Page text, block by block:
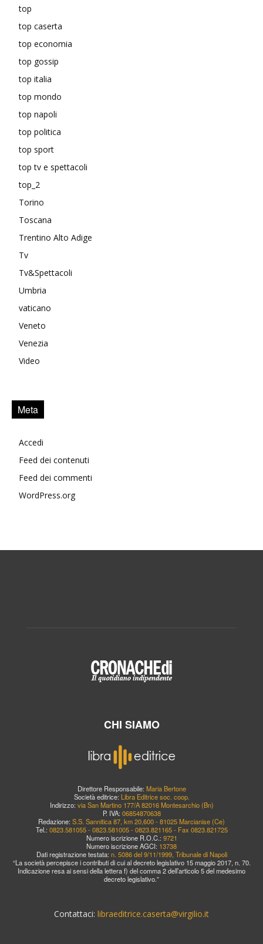
top
top caserta
top economia
top gossip
top italia
top mondo
top napoli
top politica
top sport
top tv e spettacoli
top_2
Torino
Toscana
Trentino Alto Adige
Tv
Tv&Spettacoli
Umbria
vaticano
Veneto
Venezia
Video
Meta
Accedi
Feed dei contenuti
Feed dei commenti
WordPress.org
CHI SIAMO
Direttore Responsabile: Maria Bertone
Società editrice: Libra Editrice soc. coop.
Indirizzo: via San Martino 177/A 82016 Montesarchio (Bn)
P. IVA: 06854870638
Redazione: S.S. Sannitica 87, km 20,600 - 81025 Marcianise (Ce)
Tel.: 0823.581055 - 0823.581005 - 0823.821165 - Fax 0823.821725
Numero iscrizione R.O.C.: 9721
Numero iscrizione AGCI: 13738
Dati registrazione testata: n. 5086 del 9/11/1999, Tribunale di Napoli
“La società percepisce i contributi di cui al decreto legislativo 15 maggio 2017, n. 70.
Indicazione resa ai sensi della lettera f) del comma 2 dell’articolo 5 del medesimo
decreto legislativo.”
Contattaci: libraeditrice.caserta@virgilio.it